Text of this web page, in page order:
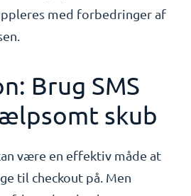
med forbedringer af
Brug SMS
skub
være en effektiv måde at
til checkout på. Men